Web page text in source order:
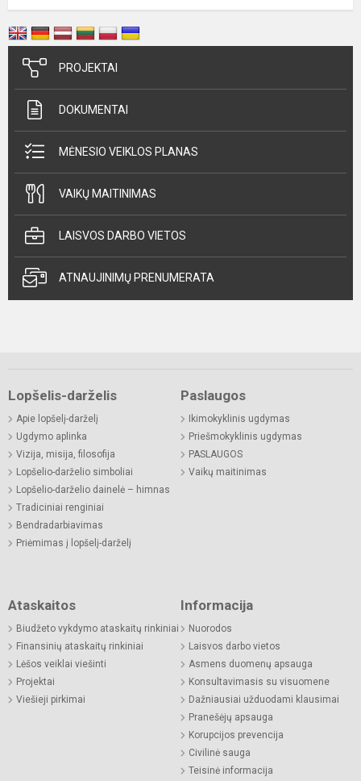
PROJEKTAI
DOKUMENTAI
MĖNESIO VEIKLOS PLANAS
VAIKŲ MAITINIMAS
LAISVOS DARBO VIETOS
ATNAUJINIMŲ PRENUMERATA
Lopšelis-darželis
Apie lopšelį-darželį
Ugdymo aplinka
Vizija, misija, filosofija
Lopšelio-darželio simboliai
Lopšelio-darželio dainelė – himnas
Tradiciniai renginiai
Bendradarbiavimas
Priėmimas į lopšelį-darželį
Paslaugos
Ikimokyklinis ugdymas
Priešmokyklinis ugdymas
PASLAUGOS
Vaikų maitinimas
Ataskaitos
Biudžeto vykdymo ataskaitų rinkiniai
Finansinių ataskaitų rinkiniai
Lėšos veiklai viešinti
Projektai
Viešieji pirkimai
Informacija
Nuorodos
Laisvos darbo vietos
Asmens duomenų apsauga
Konsultavimasis su visuomene
Dažniausiai užduodami klausimai
Pranešėjų apsauga
Korupcijos prevencija
Civilinė sauga
Teisinė informacija